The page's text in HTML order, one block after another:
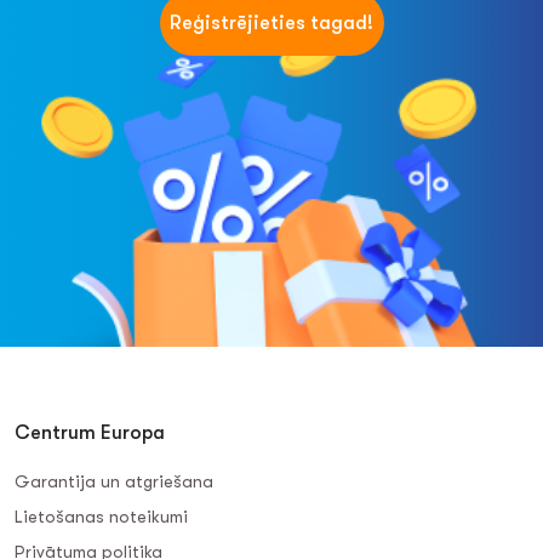
Reģistrējieties tagad!
Centrum Europa
Garantija un atgriešana
Lietošanas noteikumi
Privātuma politika